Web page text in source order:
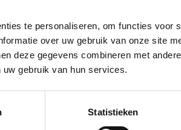
te personaliseren, om functies voor
over uw gebruik van onze site
deze gegevens combineren met
gebruik van hun services.
Statistieken
1,88
0 m3